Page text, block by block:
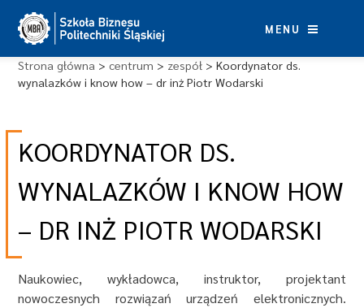
content
MENU
Strona główna >centrum > zespół >Koordynator ds.
wynalazków i know how – dr inż Piotr Wodarski
KOORDYNATOR DS.
WYNALAZKÓW I KNOW HOW
– DR INŻ PIOTR WODARSKI
Naukowiec, wykładowca, instruktor, projektant
nowoczesnych rozwiązań urządzeń elektronicznych.